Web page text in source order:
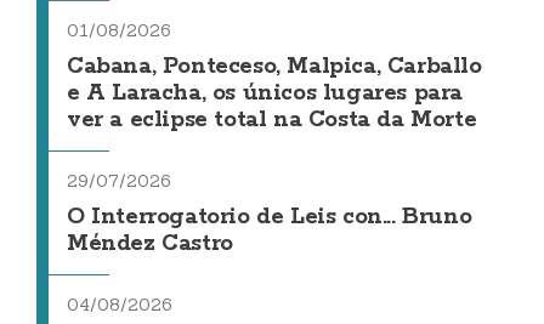
01/08/2026
Cabana, Ponteceso, Malpica, Carballo
e A Laracha, os únicos lugares para
ver a eclipse total na Costa da Morte
29/07/2026
O Interrogatorio de Leis con... Bruno
Méndez Castro
04/08/2026